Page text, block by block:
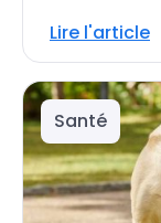
Lire l'article
Santé